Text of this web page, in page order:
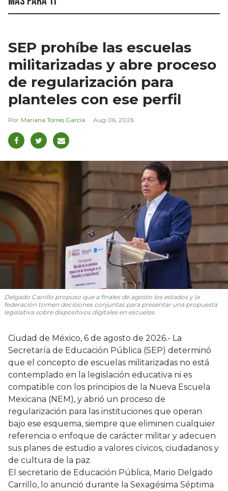
SEP prohíbe las escuelas
militarizadas y abre proceso
de regularización para
planteles con ese perfil
Mariana Torres García Aug 06, 2026
Delgado Carrillo propuso que a finales de agosto los estados y la
federación tomen decisiones conjuntas para presentar una propuesta
legislativa sobre dispositivos digitales en escuelas.
Ciudad de México, 6 de agosto de 2026.- La
Secretaría de Educación Pública (SEP) determinó
que el concepto de escuelas militarizadas no está
contemplado en la legislación educativa ni es
compatible con los principios de la Nueva Escuela
Mexicana (NEM), y abrió un proceso de
regularización para las instituciones que operan
bajo ese esquema, siempre que eliminen cualquier
referencia o enfoque de carácter militar y adecuen
sus planes de estudio a valores cívicos, ciudadanos y
de cultura de la paz.
El secretario de Educación Pública, Mario Delgado
Carrillo, lo anunció durante la Sexagésima Séptima